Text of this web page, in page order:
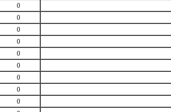
0
0
0
0
0
0
0
0
0